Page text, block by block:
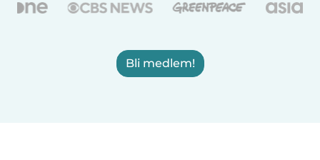
Bli medlem!